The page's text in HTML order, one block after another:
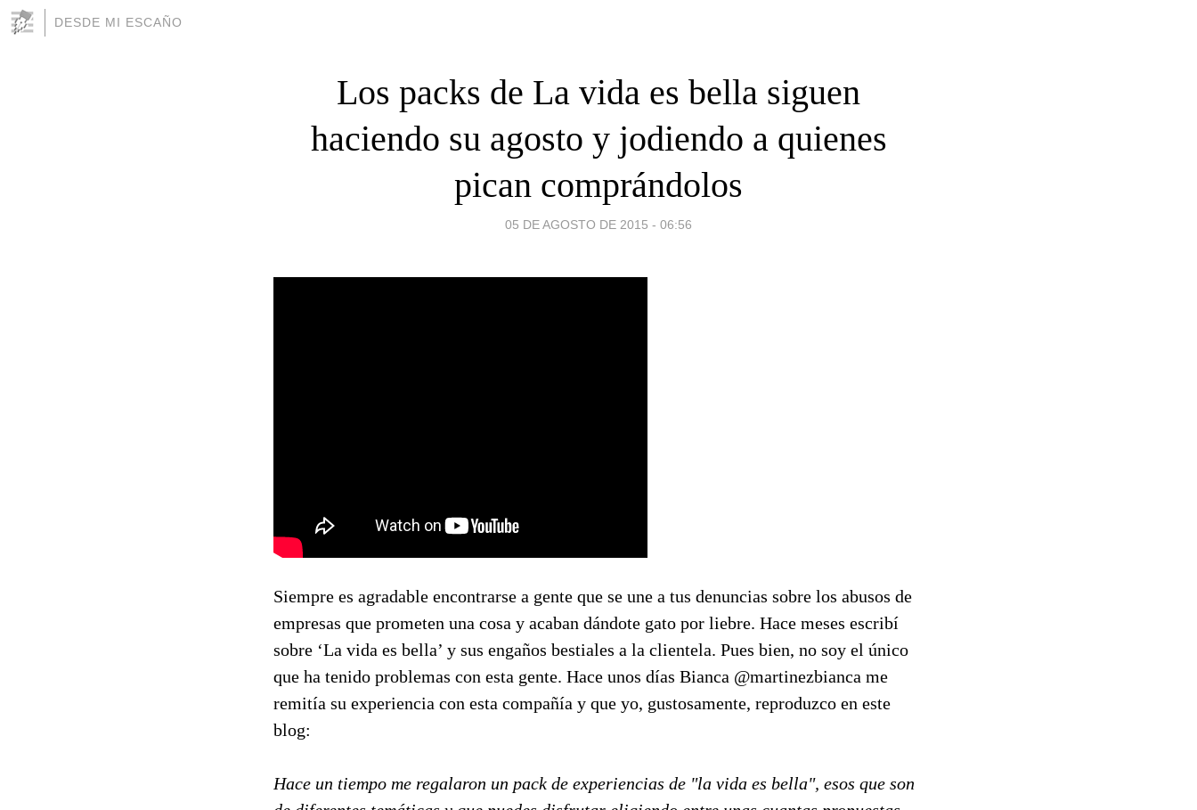
DESDE MI ESCAÑO
Los packs de La vida es bella siguen
haciendo su agosto y jodiendo a quienes
pican comprándolos
05 DE AGOSTO DE 2015 - 06:56
Siempre es agradable encontrarse a gente que se une a tus denuncias sobre los abusos de
empresas que prometen una cosa y acaban dándote gato por liebre. Hace meses escribí
sobre ‘La vida es bella’ y sus engaños bestiales a la clientela. Pues bien, no soy el único
que ha tenido problemas con esta gente. Hace unos días Bianca @martinezbianca me
remitía su experiencia con esta compañía y que yo, gustosamente, reproduzco en este
blog:
Hace un tiempo me regalaron un pack de experiencias de "la vida es bella", esos que son